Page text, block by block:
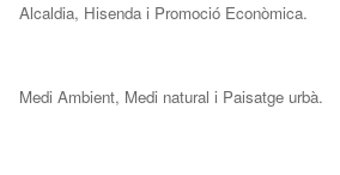
Alcaldia, Hisenda i Promoció Econòmica.
Medi Ambient, Medi natural i Paisatge urbà.